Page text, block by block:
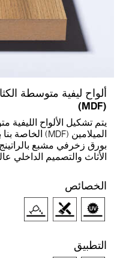
ليفية متوسطة
تشكيل الألواح الليفية
زخرفي مشبع بالراتينج
والتصميم الداخلي عالية